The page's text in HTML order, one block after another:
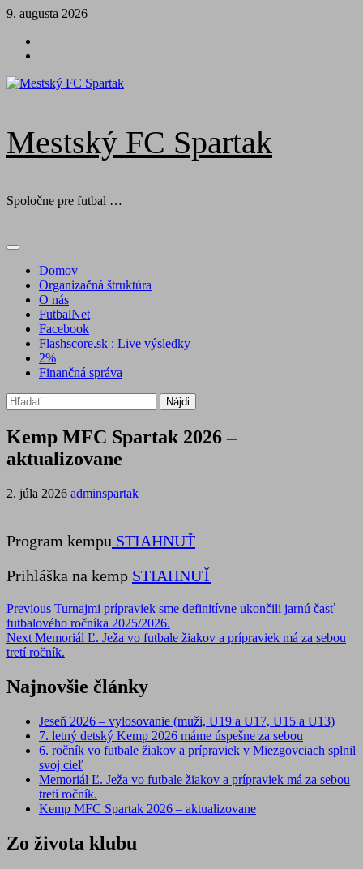
Skip
content
9. augusta 2026
Mestský FC Spartak
Spoločne pre futbal …
Primary
Domov
Organizačná štruktúra
O nás
FutbalNet
Facebook
Flashscore.sk : Live výsledky
2%
Finančná správa
Hľadať:
Kemp MFC Spartak 2026 –
aktualizovane
2. júla 2026 adminspartak
Program kempu STIAHNUŤ
Prihláška na kemp STIAHNUŤ
Post
navigation
Previous Turnajmi prípraviek sme definitívne ukončili jarnú časť
futbalového ročníka 2025/2026.
Next Memoriál Ľ. Ježa vo futbale žiakov a prípraviek má za sebou
tretí ročník.
Najnovšie články
Jeseň 2026 – vylosovanie (muži, U19 a U17, U15 a U13)
7. letný detský Kemp 2026 máme úspešne za sebou
6. ročník vo futbale žiakov a prípraviek v Miezgovciach splnil
svoj cieľ
Memoriál Ľ. Ježa vo futbale žiakov a prípraviek má za sebou
tretí ročník.
Kemp MFC Spartak 2026 – aktualizovane
Zo života klubu